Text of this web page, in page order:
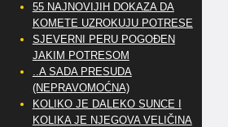
55 NAJNOVIJIH DOKAZA DA
KOMETE UZROKUJU POTRESE
SJEVERNI PERU POGOĐEN
JAKIM POTRESOM
..A SADA PRESUDA
(NEPRAVOMOĆNA)
KOLIKO JE DALEKO SUNCE I
KOLIKA JE NJEGOVA VELIČINA